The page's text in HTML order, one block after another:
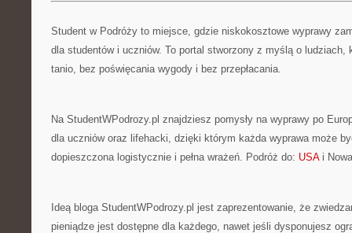
Student w Podróży to miejsce, gdzie niskokosztowe wyprawy
dla studentów i uczniów. To portal stworzony z myślą o ludziach,
tanio, bez poświęcania wygody i bez przepłacania.
Na StudentWPodrozy.pl znajdziesz pomysły na wyprawy po
dla uczniów oraz lifehacki, dzięki którym każda wyprawa może
dopieszczona logistycznie i pełna wrażeń. Podróż do: USAi
Ideą bloga StudentWPodrozy.pl jest zaprezentowanie, że
pieniądze jest dostępne dla każdego, nawet jeśli dysponujesz